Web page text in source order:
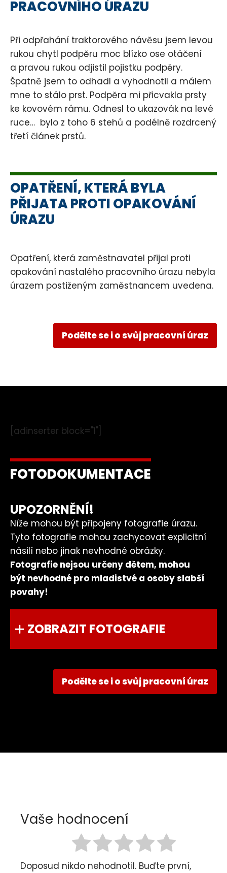
PRACOVNÍHO ÚRAZU
Při odpřahání traktorového návěsu jsem levou
rukou chytl podpěru moc blízko ose otáčení
a pravou rukou odjistil pojistku podpěry.
Špatně jsem to odhadl a vyhodnotil a málem
mne to stálo prst. Podpěra mi přicvakla prsty
ke kovovém rámu. Odnesl to ukazovák na levé
ruce… bylo z toho 6 stehů a podélně rozdrcený
třetí článek prstů.
OPATŘENÍ, KTERÁ BYLA
PŘIJATA PROTI OPAKOVÁNÍ
ÚRAZU
Opatření, která zaměstnavatel přijal proti
opakování nastalého pracovního úrazu nebyla
úrazem postiženým zaměstnancem uvedena.
Podělte se i o svůj pracovní úraz
[adinserter block="1"]
FOTODOKUMENTACE
UPOZORNĚNÍ!
Níže mohou být připojeny fotografie úrazu.
Tyto fotografie mohou zachycovat explicitní
násilí nebo jinak nevhodné obrázky.
Fotografie nejsou určeny dětem, mohou
být nevhodné pro mladistvé a osoby slabší
povahy!
ZOBRAZIT FOTOGRAFIE
Podělte se i o svůj pracovní úraz
Vaše hodnocení
Doposud nikdo nehodnotil. Buďte první,